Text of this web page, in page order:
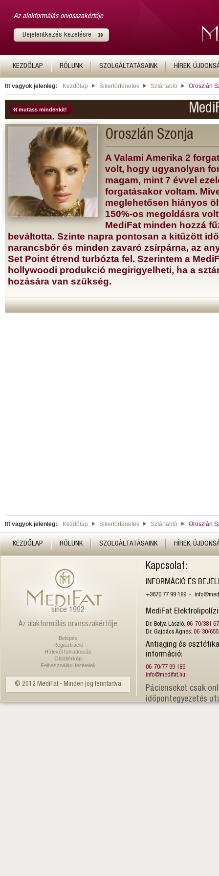
Az alakformálás orvosszakértője
Bejelentkezés kezelésre
KEZDŐLAP RÓLUNK SZOLGÁLTATÁSAINK HÍREK,
Itt vagyok jelenleg: Kezdőlap Sikertörténetek Sztártabló Oroszlán
mutass mindenkit!
Oroszlán Szonja
A Valami Amerika 2
volt, hogy ugyanolyan
magam, mint 7 évvel
forgatásakor voltam.
meglehetősen hiányos
150%-os megoldásra
MediFat minden hozzá
beváltotta. Szinte napra pontosan a kitűzött
narancsbőr és minden zavaró zsírpárna, az
Set Point étrend turbózta fel. Szerintem a
hollywoodi produkció megirigyelheti, ha a
hozására van szükség.
Itt vagyok jelenleg: Kezdőlap Sikertörténetek Sztártabló Oroszlán
KEZDŐLAP RÓLUNK SZOLGÁLTATÁSAINK HÍREK,
since 1992
Az alakformálás orvosszakértője
Belépés
Regisztráció
Hírlevél feliratkozás
Oldaltérkép
Felhasználási feltételek
© 2012 MediFat - Minden jog fenntartva
Kapcsolat:
INFORMÁCIÓ ÉS
+3670 77 99 189 -
MediFat
Dr. Bolya László: 06-70/381
Dr. Gajdács Ágnes: 06-30/
Antiaging és
információ:
06-70/77 99 189
info@medifat.hu
Pácienseket csak
időpontegyezetés